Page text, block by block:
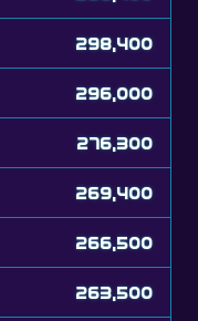
296,000
276,300
269,400
266,500
263,500
259,900